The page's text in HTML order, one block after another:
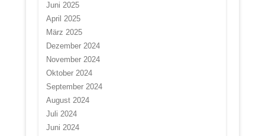
Juni 2025
April 2025
März 2025
Dezember 2024
November 2024
Oktober 2024
September 2024
August 2024
Juli 2024
Juni 2024